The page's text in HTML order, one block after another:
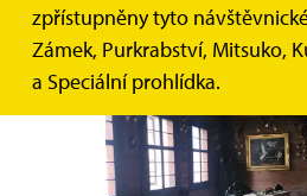
zpřístupněny tyto
Zámek, Purkrabství, Mitsuko,
a Speciální prohlídka.